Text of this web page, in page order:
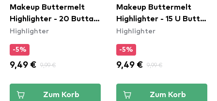
Makeup Buttermelt
Highlighter - 20 Butta
Mint
Highlighter
-5%
9,49 € 9,99 €
Zum Korb
Makeup Buttermelt
Highlighter - 15 U Butta
Werk
Highlighter
-5%
9,49 € 9,99 €
Zum Korb